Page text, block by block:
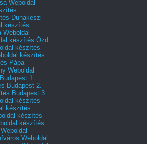
Weboldal
Dunakeszi
készítés
Weboldal
készítés Ózd
készítés
készítés
Pápa
Weboldal
1.
Budapest 2.
Budapest 3.
készítés
készítés
készítés
készítés
Weboldal
Weboldal